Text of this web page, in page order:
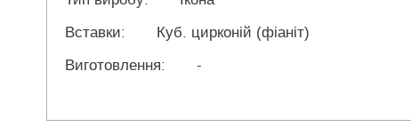
Вставки:
Куб. цирконій (фіаніт)
Виготовлення:
-